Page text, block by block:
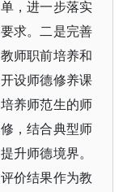
，进一步落实
求。二是完善
师职前培养和
设师德修养课
养师范生的师
，结合典型师
升师德境界。
价结果作为教